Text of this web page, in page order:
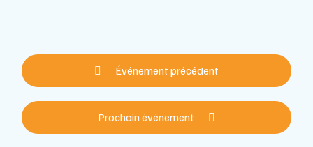
Événement précédent
Prochain événement